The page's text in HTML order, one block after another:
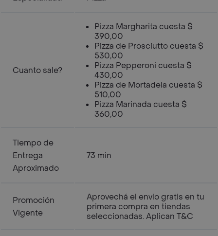
Cuanto sale?
Pizza Margharita cuesta $
390,00
Pizza de Prosciutto cuesta $
530,00
Pizza Pepperoni cuesta $
430,00
Pizza de Mortadela cuesta $
510,00
Pizza Marinada cuesta $
360,00
Tiempo de
Entrega
Aproximado
73 min
Promoción
Vigente
Aprovechá el envío gratis en tu
primera compra en tiendas
seleccionadas. Aplican T&C